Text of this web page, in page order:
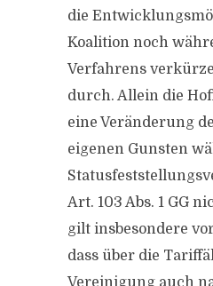
die
Koalition noch
Verfahrens
durch. Allein die
eine Veränderung
eigenen Gunsten
Art. 103 Abs. 1 GG
gilt insbesondere
dass über die
Vereinigung auch